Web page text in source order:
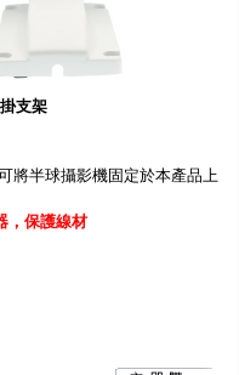
支架
將半球攝影機固定於本產品上
，保護線材